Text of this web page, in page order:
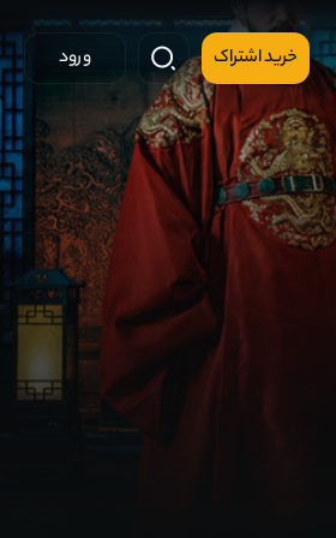
خرید اشتراک ورود